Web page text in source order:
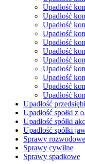
Upadłość
Upadłość
Upadłość
Upadłość
Upadłość
Upadłość
Upadłość
Upadłość
Upadłość
Upadłość
Upadłość
Upadłość
Upadłość społki z
Upadłość spółki
Upadłość spółki
Sprawy rozwodowe
Sprawy cywilne
Sprawy spadkowe